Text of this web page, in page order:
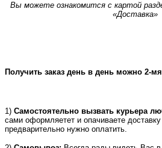
Вы можете ознакомится с картой
«Доставка»
Получить заказ день в день можно 2-
1) Самостоятельно вызвать курьера
сами оформляетет и опачиваете
предварительно нужно оплатить.